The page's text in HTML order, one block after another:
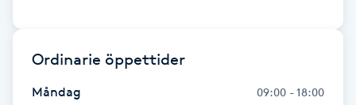
Hatha Yoga
Ordinarie öppettider
Måndag 09:00 - 18:00